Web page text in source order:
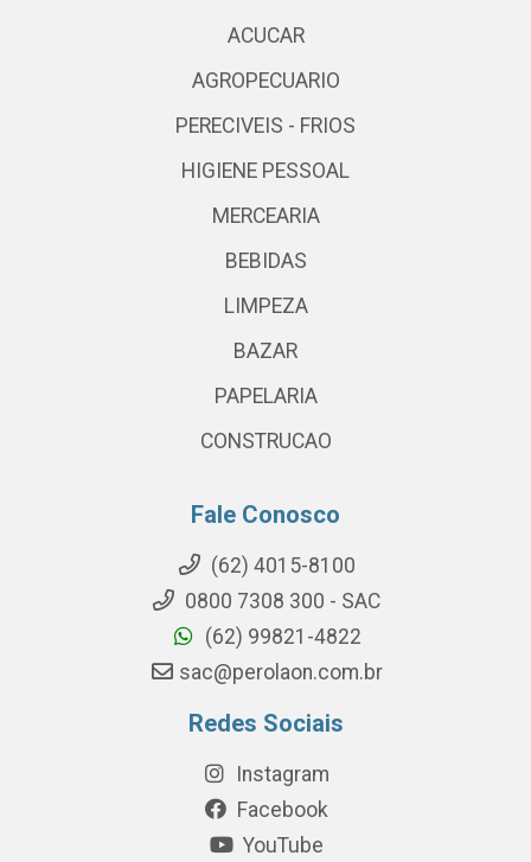
ACUCAR
AGROPECUARIO
PERECIVEIS - FRIOS
HIGIENE PESSOAL
MERCEARIA
BEBIDAS
LIMPEZA
BAZAR
PAPELARIA
CONSTRUCAO
Fale Conosco
(62) 4015-8100
0800 7308 300 - SAC
(62) 99821-4822
sac@perolaon.com.br
Redes Sociais
Instagram
Facebook
YouTube